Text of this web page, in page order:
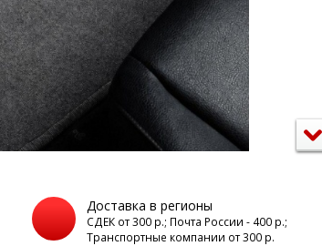
Доставка в регионы
СДЕК от 300 р.; Почта России - 400 р.;
Транспортные компании от 300 р.